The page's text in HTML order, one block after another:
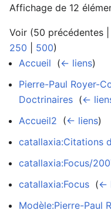
Affichage de 12
Voir (50 précédentes
250
500)
Accueil (← liens)
Pierre-Paul Royer-
Doctrinaires (←
Accueil2 (← liens)
catallaxia:Citations
catallaxia:Focus/
catallaxia:Focus (←
Modèle:Pierre-Paul